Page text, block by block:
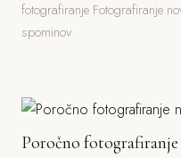
fotografiranje Fotografiranje
spominov
Poročno fotografiranje